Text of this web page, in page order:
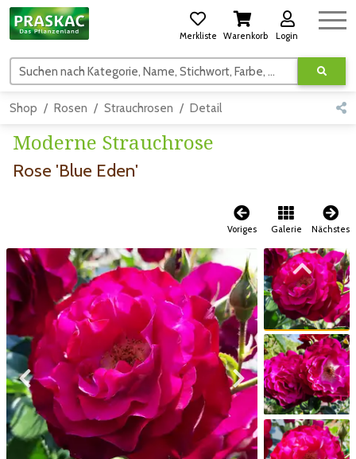
Merkliste Warenkorb Login
Suchen nach Kategorie, Name, Stichwort, Farbe, usw.
Shop Rosen Strauchrosen Detail
Moderne Strauchrose
Rose 'Blue Eden'
Voriges Galerie Nächstes
Zum vorigen Bild Zum nächsten Bild
Zum vorigen Bild